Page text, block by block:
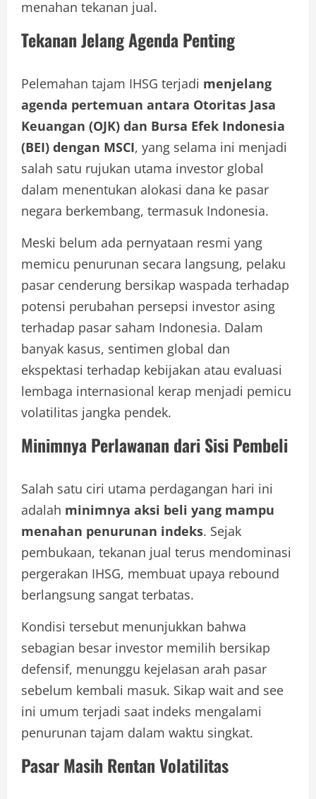
menahan tekanan jual.
Tekanan Jelang Agenda Penting
Pelemahan tajam IHSG terjadi menjelang
agenda pertemuan antara Otoritas Jasa
Keuangan (OJK) dan Bursa Efek Indonesia
(BEI) dengan MSCI, yang selama ini menjadi
salah satu rujukan utama investor global
dalam menentukan alokasi dana ke pasar
negara berkembang, termasuk Indonesia.
Meski belum ada pernyataan resmi yang
memicu penurunan secara langsung, pelaku
pasar cenderung bersikap waspada terhadap
potensi perubahan persepsi investor asing
terhadap pasar saham Indonesia. Dalam
banyak kasus, sentimen global dan
ekspektasi terhadap kebijakan atau evaluasi
lembaga internasional kerap menjadi pemicu
volatilitas jangka pendek.
Minimnya Perlawanan dari Sisi Pembeli
Salah satu ciri utama perdagangan hari ini
adalah minimnya aksi beli yang mampu
menahan penurunan indeks. Sejak
pembukaan, tekanan jual terus mendominasi
pergerakan IHSG, membuat upaya rebound
berlangsung sangat terbatas.
Kondisi tersebut menunjukkan bahwa
sebagian besar investor memilih bersikap
defensif, menunggu kejelasan arah pasar
sebelum kembali masuk. Sikap wait and see
ini umum terjadi saat indeks mengalami
penurunan tajam dalam waktu singkat.
Pasar Masih Rentan Volatilitas